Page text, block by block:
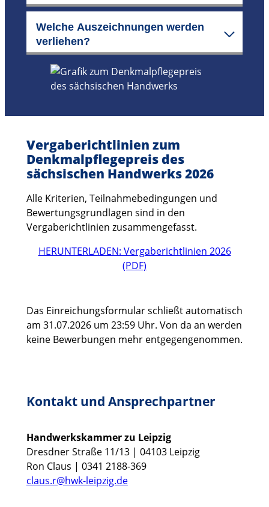
Welche Auszeichnungen werden
verliehen?
Vergaberichtlinien zum
Denkmalpflegepreis des
sächsischen Handwerks 2026
Alle Kriterien, Teilnahmebedingungen und
Bewertungsgrundlagen sind in den
Vergaberichtlinien zusammengefasst.
HERUNTERLADEN: Vergaberichtlinien 2026
(PDF)
Das Einreichungsformular schließt automatisch
am 31.07.2026 um 23:59 Uhr. Von da an werden
keine Bewerbungen mehr entgegengenommen.
Kontakt und Ansprechpartner
Handwerkskammer zu Leipzig
Dresdner Straße 11/13 | 04103 Leipzig
Ron Claus | 0341 2188-369
claus.r@hwk-leipzig.de